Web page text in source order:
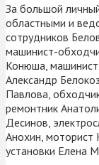
За большой
областными и
сотрудников
машинист-
Конюша,
Александр
Павлова,
ремонтник
Десинов,
Анохин, моторист
установки Елена